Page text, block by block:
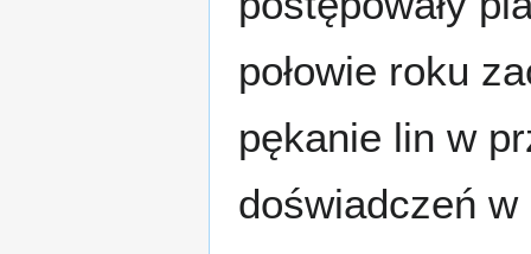
połowie roku
pękanie lin w
doświadczeń